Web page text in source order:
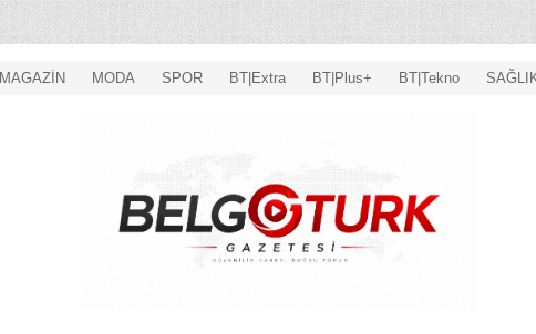
MAGAZİN MODA SPOR BT|Extra BT|Plus+ BT|Tekno